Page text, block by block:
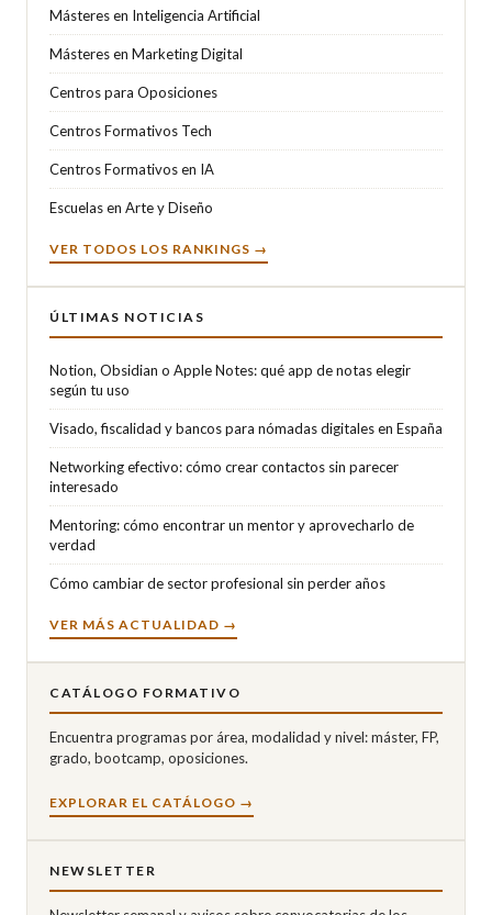
Másteres en Inteligencia Artificial
Másteres en Marketing Digital
Centros para Oposiciones
Centros Formativos Tech
Centros Formativos en IA
Escuelas en Arte y Diseño
VER TODOS LOS RANKINGS →
ÚLTIMAS NOTICIAS
Notion, Obsidian o Apple Notes: qué app de notas elegir
según tu uso
Visado, fiscalidad y bancos para nómadas digitales en España
Networking efectivo: cómo crear contactos sin parecer
interesado
Mentoring: cómo encontrar un mentor y aprovecharlo de
verdad
Cómo cambiar de sector profesional sin perder años
VER MÁS ACTUALIDAD →
CATÁLOGO FORMATIVO
Encuentra programas por área, modalidad y nivel: máster, FP,
grado, bootcamp, oposiciones.
EXPLORAR EL CATÁLOGO →
NEWSLETTER